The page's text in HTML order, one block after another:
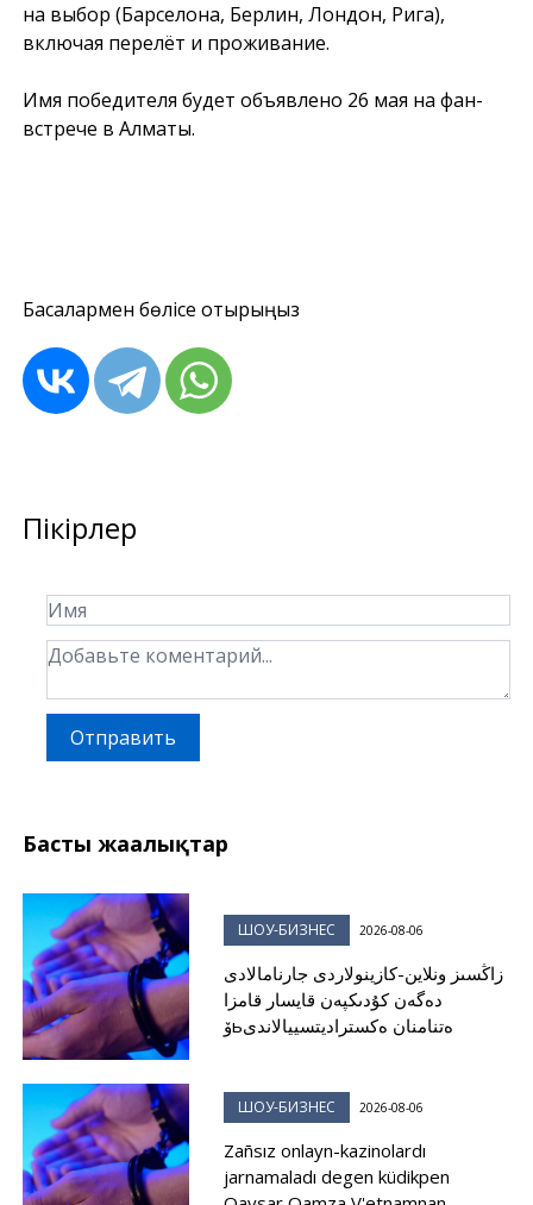
на выбор (Барселона, Берлин, Лондон, Рига),
включая перелёт и проживание.
Имя победителя будет объявлено 26 мая на фан-
встрече в Алматы.
Басқалармен бөлісе отырыңыз
Пікірлер
Отправить
Басты жаңалықтар
ШОУ-БИЗНЕС 2026-08-06
زاڭسىز ونلاين-كازينولاردى جارنامالادى
دەگەن كۇدىكپەن قايسار قامزا
ۆьەتنامنان ەكستراديتسييالاندى
ШОУ-БИЗНЕС 2026-08-06
Zañsız onlayn-kazinolardı
jarnamaladı degen küdikpen